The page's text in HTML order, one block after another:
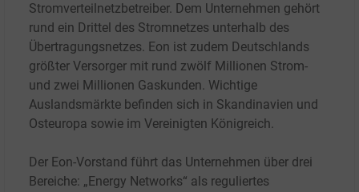
Stromverteilnetzbetreiber. Dem Unternehmen gehört
rund ein Drittel des Stromnetzes unterhalb des
Übertragungsnetzes. Eon ist zudem Deutschlands
größter Versorger mit rund zwölf Millionen Strom-
und zwei Millionen Gaskunden. Wichtige
Auslandsmärkte befinden sich in Skandinavien und
Osteuropa sowie im Vereinigten Königreich.
Der Eon-Vorstand führt das Unternehmen über drei
Bereiche: „Energy Networks“ als reguliertes